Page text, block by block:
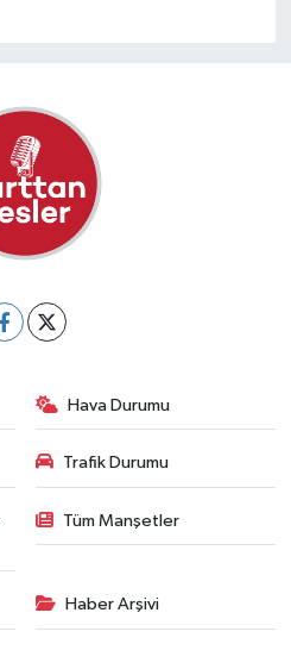
Hava Durumu
Trafik Durumu
Tüm Manşetler
Haber Arşivi